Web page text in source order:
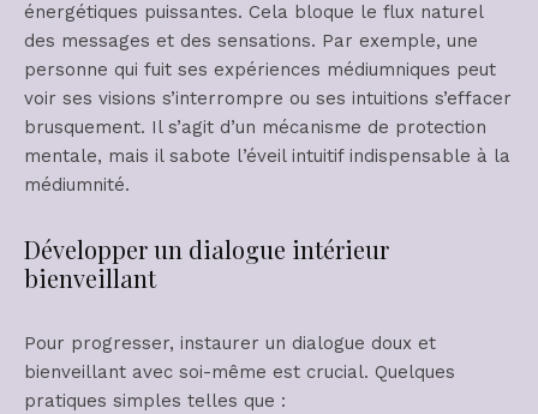
énergétiques puissantes. Cela bloque le flux naturel
des messages et des sensations. Par exemple, une
personne qui fuit ses expériences médiumniques peut
voir ses visions s’interrompre ou ses intuitions s’effacer
brusquement. Il s’agit d’un mécanisme de protection
mentale, mais il sabote l’éveil intuitif indispensable à la
médiumnité.
Développer un dialogue intérieur
bienveillant
Pour progresser, instaurer un dialogue doux et
bienveillant avec soi-même est crucial. Quelques
pratiques simples telles que :